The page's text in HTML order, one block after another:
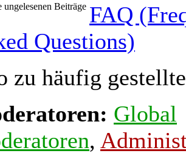
FAQ
Questions)
zu häufig
Global
,